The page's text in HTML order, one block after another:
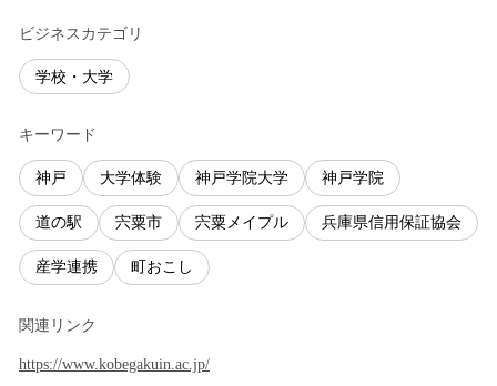
ビジネスカテゴリ
学校・大学
キーワード
神戸 大学体験 神戸学院大学 神戸学院
道の駅 宍粟市 宍粟メイプル 兵庫県信用保証協会
産学連携 町おこし
関連リンク
https://www.kobegakuin.ac.jp/